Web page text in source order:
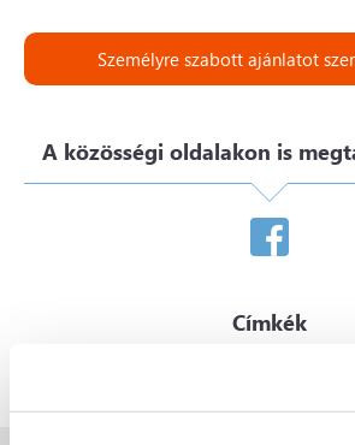
Személyre szabott ajánlatot
A közösségi oldalakon is
Címkék